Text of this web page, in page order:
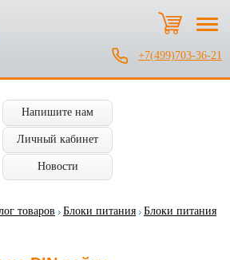
+7(499)703-36-21
Напишите нам
Личный кабинет
Новости
товаров Блоки питания
Блоки питания